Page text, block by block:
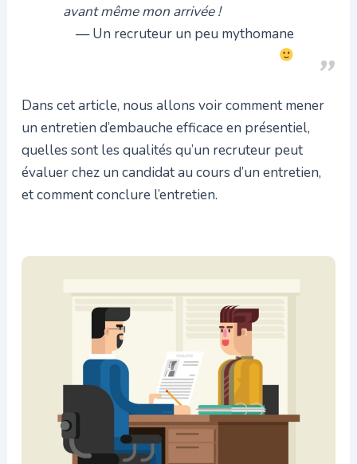
avant même mon arrivée !
Un recruteur un peu mythomane
Dans cet article, nous allons voir comment mener
un entretien d’embauche efficace en présentiel,
quelles sont les qualités qu’un recruteur peut
évaluer chez un candidat au cours d’un entretien,
et comment conclure l’entretien.